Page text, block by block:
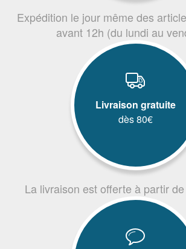
Expédition le jour même des
avant 12h (du lundi au
Livraison gratuite
dès 80€
La livraison est offerte à partir